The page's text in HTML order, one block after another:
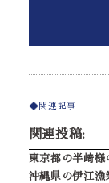
関連記事
関連投稿:
東京都の半﨑様
沖縄県の伊江漁